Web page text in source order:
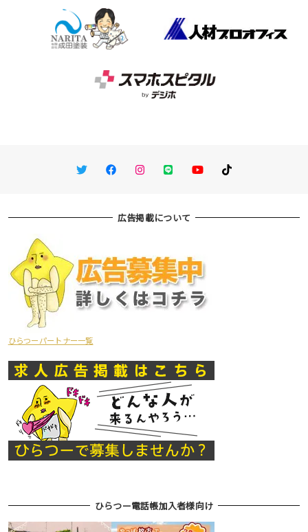
TwitterFacebookInstagram
LINE You TubeTikTok
広告掲載について
ひらつーパートナー一覧
ひらつー電話帳加入者様向け